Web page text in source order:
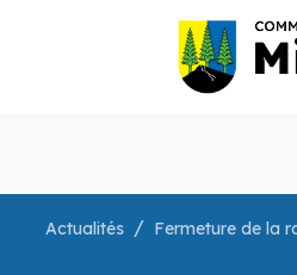
Actualités Fermeture de la